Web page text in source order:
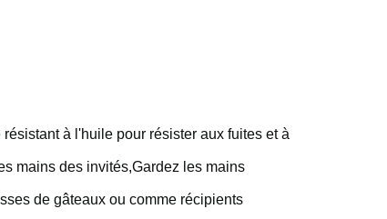
à l'huile pour résister aux fuites et à
mains des invités,Gardez les mains
de gâteaux ou comme récipients